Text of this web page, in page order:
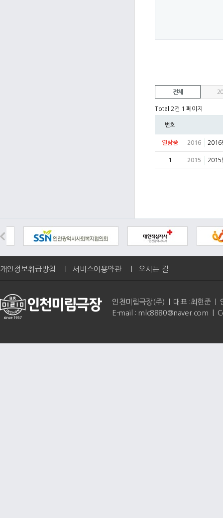
전체
Total 2건 1 페이지
번호
열람중 2016 2016
1 2015 2015
개인정보취급방침 서비스이용약관 오시는 길
인천미림극장(주) | 대표 :최현준 |
E-mail : mlc8880@naver.com |